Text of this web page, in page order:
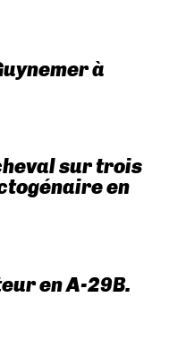
à
sur trois
en
en A-29B.